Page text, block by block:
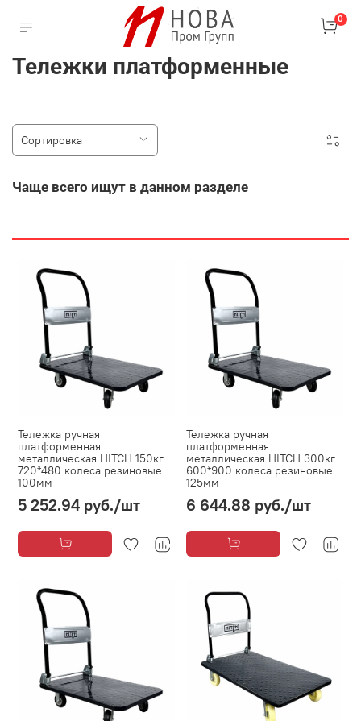
0
Тележки платформенные
Чаще всего ищут в данном разделе
Тележка ручная
платформенная
металлическая HITCH 150кг
720*480 колеса резиновые
100мм
5 252.94 руб./шт
Тележка ручная
платформенная
металлическая HITCH 300кг
600*900 колеса резиновые
125мм
6 644.88 руб./шт